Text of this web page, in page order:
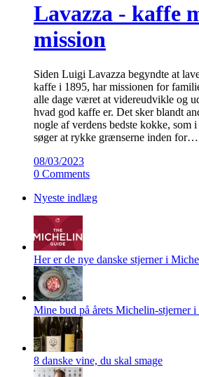
Lavazza - kaffe
mission
Siden Luigi Lavazza begyndte at
kaffe i 1895, har missionen for
alle dage været at videreudvikle og
hvad god kaffe er. Det sker blandt
nogle af verdens bedste kokke, som
søger at rykke grænserne inden for…
08/03/2023
0 Comments
Nyeste indlæg
Her er de nye danske stjerner i
Mine bud på årets Michelin-stjerner i
8 danske vine, du skal smage